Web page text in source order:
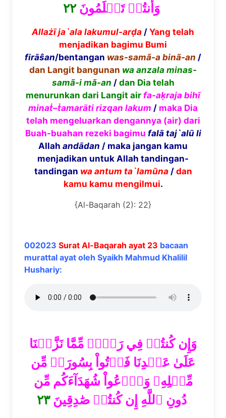
وَأَنتُمۡ تَعۡلَمُونَ٢٢
Allażīja`ala lakumul-arḍa / Yang telah
menjadikan bagimu Bumi
firāŝan/bentangan was-samã-a binã-an /
dan Langit bangunan wa anzala minas-
samã-i mã-an / dan Dia telah
menurunkan dari Langit air fa-aḳraja bihī
minaṫ–ṫamarāti rizqan lakum / maka Dia
telah mengeluarkan dengannya (air) dari
Buah-buahan rezeki bagimu falātaj`alūli
Allah andādan / maka jangan kamu
menjadikan untuk Allah tandingan-
tandingan wa antum ta`lamūna/ dan
kamu kamu mengilmui.
{Al-Baqarah (2): 22}
002023 Surat Al-Baqarah ayat 23 bacaan
murattal ayat oleh Syaikh Mahmud Khalilil
Hushariy:
وَإِن كُنتُمۡ فِي رَيۡبٖ مِّمَّا نَزَّلۡنَا
عَلَىٰ عَبۡدِنَا فَأۡتُواْ بِسُورَةٖ مِّن
مِّثۡلِهِۦ وَٱدۡعُواْ شُهَدَآءَكُم مِّن
دُونِ ٱللَّهِ إِن كُنتُمۡ صَٰدِقِينَ٢٣